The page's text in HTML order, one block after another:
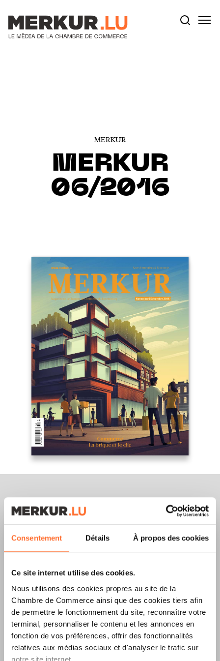
Consentement Détails À propos des cookies
Ce site internet utilise des cookies.
Nous utilisons des cookies propres au site de la
Chambre de Commerce ainsi que des cookies tiers afin
de permettre le fonctionnement du site, reconnaître votre
terminal, personnaliser le contenu et les annonces en
fonction de vos préférences, offrir des fonctionnalités
relatives aux médias sociaux et d'analyser le trafic sur
notre site internet.
MERKUR
MERKUR
06/2016
Merkur Magazine
L’ÉDITIONÉTÉ
2026EST
DISPONIBLE !
LIRE LA DERNIÈRE ÉDITION E-PAPER